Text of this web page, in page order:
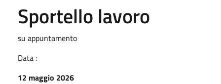
Sportello lavoro
su appuntamento
Data :
12 maggio 2026